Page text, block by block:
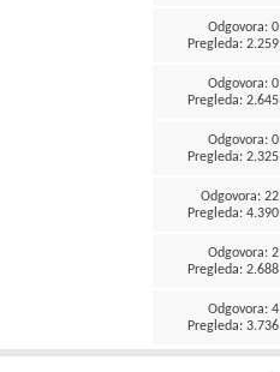
Odgovora: 0
Pregleda: 2.259
Odgovora: 0
Pregleda: 2.645
Odgovora: 0
Pregleda: 2.325
Odgovora: 22
Pregleda: 4.390
Odgovora: 2
Pregleda: 2.688
Odgovora: 4
Pregleda: 3.736